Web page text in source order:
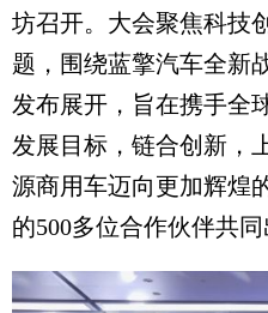
坊召开。大会聚焦科技
题，围绕蓝擎汽车全新
发布展开，旨在携手全
发展目标，链合创新，
源商用车迈向更加辉煌
的500多位合作伙伴共同